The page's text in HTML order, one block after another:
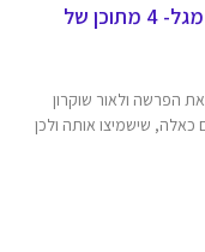
5 תגובות שוות ממש לפרשיית ינון (דוש) מגל- 4 מתוכן של
הפרשה ולאור שוקרון
שישמיצו אותה ולכן